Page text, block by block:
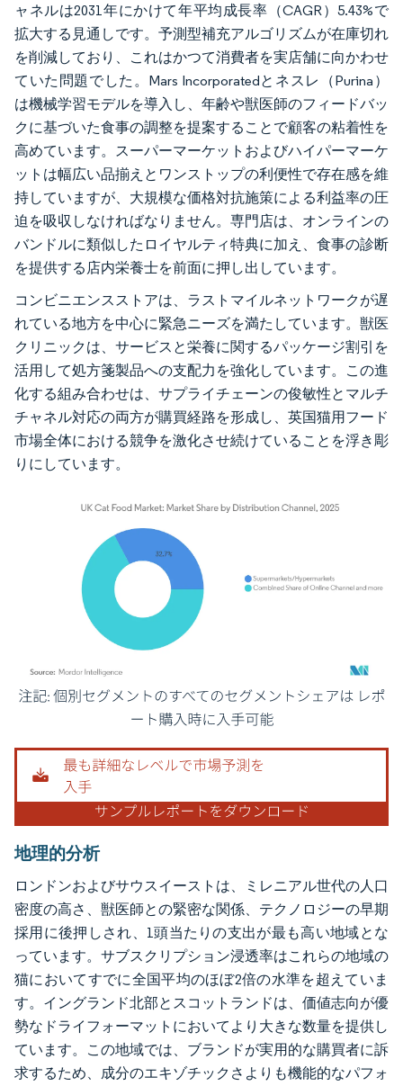
ャネルは2031年にかけて年平均成長率（CAGR）5.43%で
拡大する見通しです。予測型補充アルゴリズムが在庫切れ
を削減しており、これはかつて消費者を実店舗に向かわせ
ていた問題でした。Mars Incorporatedとネスレ（Purina）
は機械学習モデルを導入し、年齢や獣医師のフィードバッ
クに基づいた食事の調整を提案することで顧客の粘着性を
高めています。スーパーマーケットおよびハイパーマーケ
ットは幅広い品揃えとワンストップの利便性で存在感を維
持していますが、大規模な価格対抗施策による利益率の圧
迫を吸収しなければなりません。専門店は、オンラインの
バンドルに類似したロイヤルティ特典に加え、食事の診断
を提供する店内栄養士を前面に押し出しています。
コンビニエンスストアは、ラストマイルネットワークが遅
れている地方を中心に緊急ニーズを満たしています。獣医
クリニックは、サービスと栄養に関するパッケージ割引を
活用して処方箋製品への支配力を強化しています。この進
化する組み合わせは、サプライチェーンの俊敏性とマルチ
チャネル対応の両方が購買経路を形成し、英国猫用フード
市場全体における競争を激化させ続けていることを浮き彫
りにしています。
画像 © Mordor Intelligence。再利用にはCC BY 4.0の表示が必要です。
地理的分析
ロンドンおよびサウスイーストは、ミレニアル世代の人口
密度の高さ、獣医師との緊密な関係、テクノロジーの早期
採用に後押しされ、1頭当たりの支出が最も高い地域とな
っています。サブスクリプション浸透率はこれらの地域の
猫においてすでに全国平均のほぼ2倍の水準を超えていま
す。イングランド北部とスコットランドは、価値志向が優
勢なドライフォーマットにおいてより大きな数量を提供し
ています。この地域では、ブランドが実用的な購買者に訴
求するため、成分のエキゾチックさよりも機能的なパフォ